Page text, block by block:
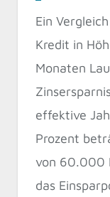
Ein
Kredit in
Monaten
effektive
Prozent
von 60.000
das